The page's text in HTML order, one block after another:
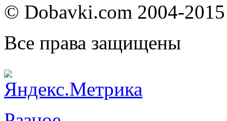
© Dobavki.com 2004-2015
Все права защищены